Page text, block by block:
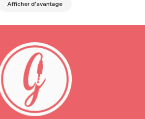
Afficher d'avantage